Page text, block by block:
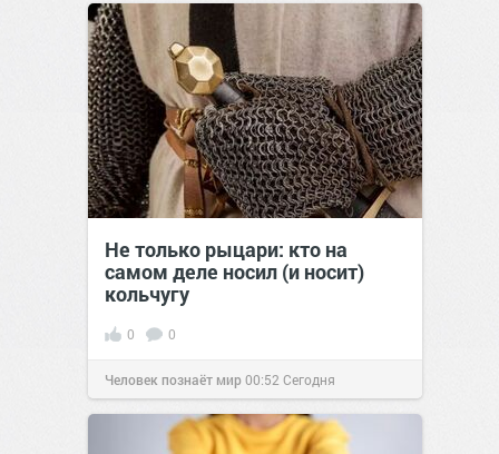
Не только рыцари: кто на
самом деле носил (и носит)
кольчугу
0 0
Человек познаёт мир00:52 Сегодня